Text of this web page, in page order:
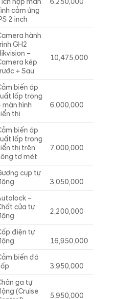
hợp màn
cảm ứng
2 inch
6,250,000
hành
GH2
–
kép
+ Sau
10,475,000
biến áp
lốp trong
màn hình
thị
6,000,000
biến áp
lốp trong
thị trên
tơ mét
7,000,000
cụp tự
3,050,000
–
cửa tự
2,200,000
điện tự
16,950,000
biến đá
3,950,000
ga tự
(Cruise
5,950,000